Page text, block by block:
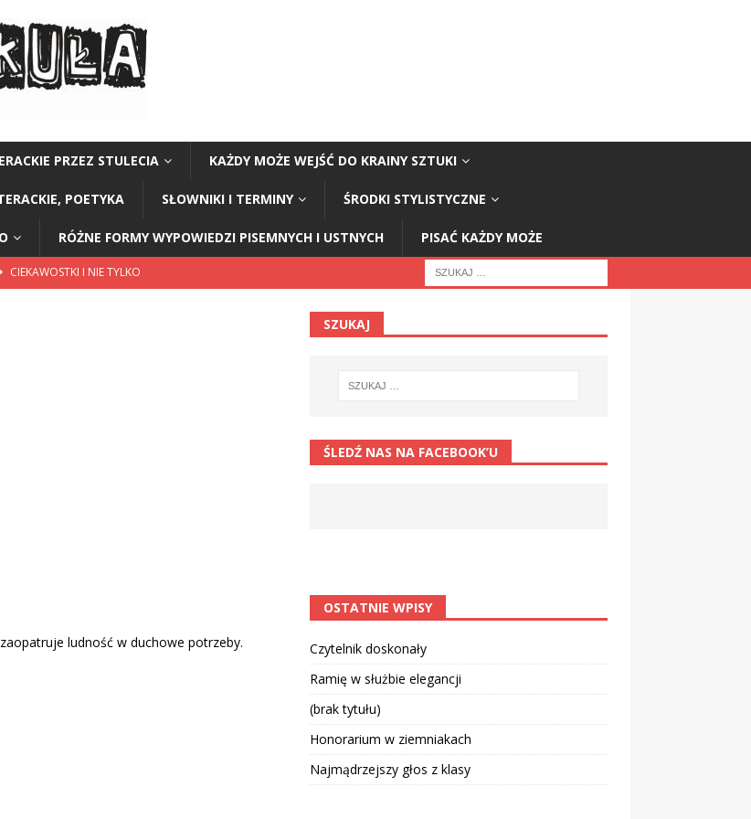
PRZEZ STULECIA KAŻDY MOŻE WEJŚĆ DO KRAINY SZTUKI
POETYKA SŁOWNIKI I TERMINY ŚRODKI STYLISTYCZNE
RÓŻNE FORMY WYPOWIEDZI PISEMNYCH I USTNYCH PISAĆ KAŻDY MOŻE
CIEKAWOSTKI I NIE TYLKO
ludność w duchowe potrzeby.
SZUKAJ
ŚLEDŹ NAS NA FACEBOOK’U
OSTATNIE WPISY
Czytelnik doskonały
Ramię w służbie elegancji
(brak tytułu)
Honorarium w ziemniakach
Najmądrzejszy głos z klasy